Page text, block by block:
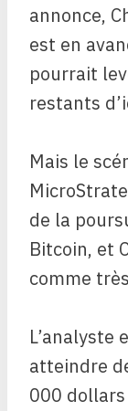
annonce,
est en
pourrait
restants
Mais le
de la
Bitcoin, et
comme
atteindre
000